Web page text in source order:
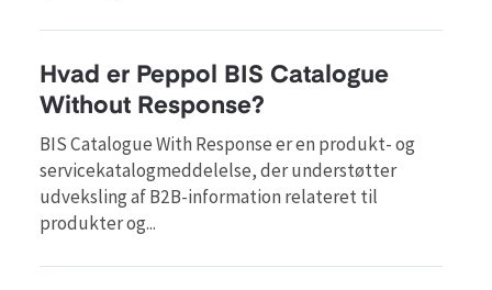
Hvad er Peppol BIS Catalogue
Without Response?
BIS Catalogue With Response er en produkt- og
servicekatalogmeddelelse, der understøtter
udveksling af B2B-information relateret til
produkter og...